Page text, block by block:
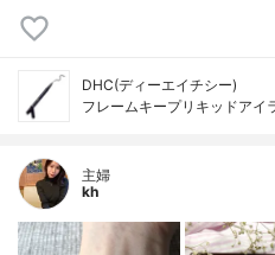
DHC(ディーエイチシー)
フレームキープリキッドアイ
主婦
kh